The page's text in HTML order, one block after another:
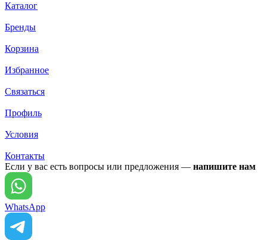
Каталог
Бренды
Корзина
Избранное
Связаться
Профиль
Условия
Контакты
Если у вас есть вопросы или предложения — напишите нам
WhatsApp